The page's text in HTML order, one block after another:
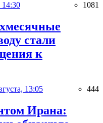
14:30 1081
стали
к
13:05 444
Ирана: